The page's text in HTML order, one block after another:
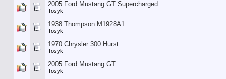
2005 Ford Mustang GT Supercharged
Tosyk
1938 Thompson M1928A1
Tosyk
1970 Chrysler 300 Hurst
Tosyk
2005 Ford Mustang GT
Tosyk